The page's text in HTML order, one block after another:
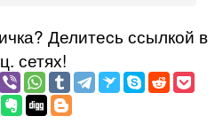
Делитеcь ссылкой в
сетях!